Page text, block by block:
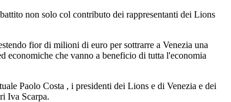
non solo col contributo dei rappresentanti dei Lions
fior di milioni di euro per sottrarre a Venezia una
economiche che vanno a beneficio di tutta l'economia
Paolo Costa , i presidenti dei Lions e di Venezia e dei
Iva Scarpa.